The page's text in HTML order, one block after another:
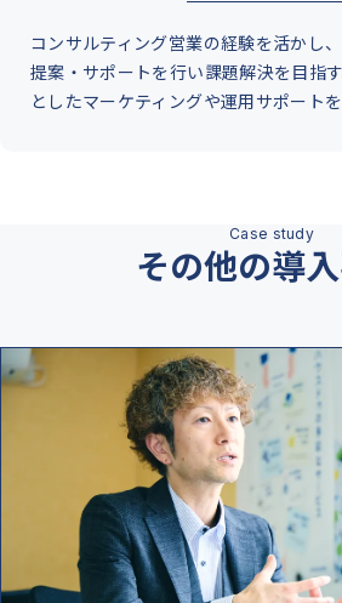
コンサルティング営業の経験を活かし
提案・サポートを行い課題解決を目指
としたマーケティングや運用サポートを
その他の導